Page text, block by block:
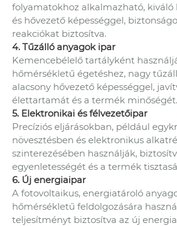
folyamatokhoz alkalmazható, kiváló
és hővezető képességgel,
reakciókat biztosítva.
4. Tűzálló anyagok ipar
Kemencebélelő tartályként
hőmérsékletű égetéshez, nagy
alacsony hővezető képességgel,
élettartamát és a termék minőségét.
5. Elektronikai és félvezetőipar
Precíziós eljárásokban, például
növesztésben és elektronikus
szinterezésében használják,
egyenletességét és a termék
6. Új energiaipar
A fotovoltaikus, energiatároló
hőmérsékletű feldolgozására
teljesítményt biztosítva az új